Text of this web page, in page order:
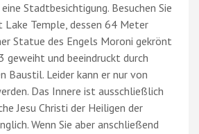
Stadtbesichtigung. Besuchen Sie
Lake Temple, dessen 64 Meter
Statue des Engels Moroni gekrönt
geweiht und beeindruckt durch
Baustil. Leider kann er nur von
Das Innere ist ausschließlich
Jesu Christi der Heiligen der
Wenn Sie aber anschließend